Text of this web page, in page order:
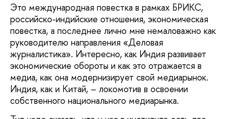
Это международная повестка в рамках БРИКС,
российско-индийские отношения, экономическая
повестка, а последнее лично мне немаловажно как
руководителю направления «Деловая
журналистика». Интересно, как Индия развивает
экономические обороты и как это отражается в
медиа, как она модернизирует свой медиарынок.
Индия, как и Китай, – локомотив в освоении
собственного национального медиарынка.